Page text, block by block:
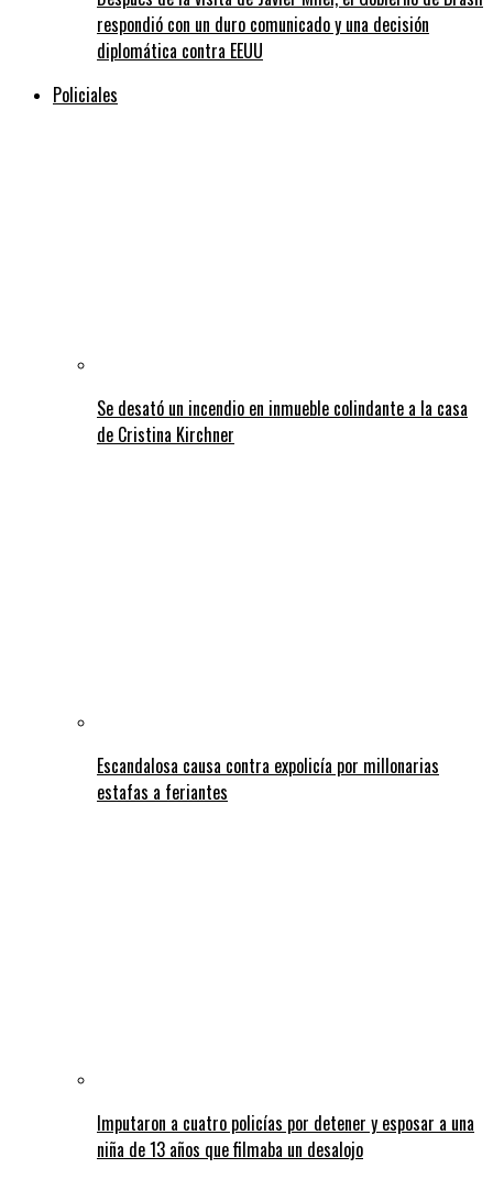
respondió con un duro comunicado y una decisión
diplomática contra EEUU
Policiales
Se desató un incendio en inmueble colindante a la casa
de Cristina Kirchner
Escandalosa causa contra expolicía por millonarias
estafas a feriantes
Imputaron a cuatro policías por detener y esposar a una
niña de 13 años que filmaba un desalojo